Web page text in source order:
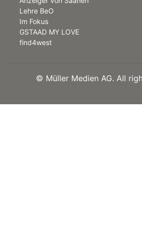
Lehre BeO
Im Fokus
GSTAAD MY LOVE
find4west
© Müller Medien AG. All